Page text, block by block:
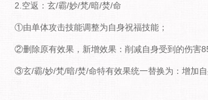
2.空返：玄/霸/妙/梵/暗/焚/命
①由单体攻击技能调整为自身祝福技能；
②删除原有效果，新增效果：削减自身受到的伤害
③玄/霸/妙/梵/暗/焚/命特有效果统一替换为：增加自